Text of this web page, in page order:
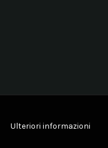
Ulteriori informazioni